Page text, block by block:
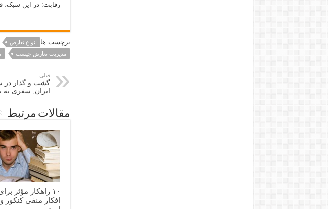
رقابت: در این سبک،
برچسب ها انواع تعارض
مدیریت تعارض چیست
قبلی
گشت و گذار در
ایران, سفری به
مقالات مرتبط
۱۰ راهکار مؤثر
افکار منفی کنکور